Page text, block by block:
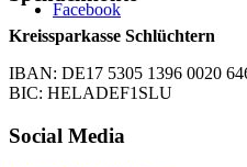
Facebook
Kreissparkasse Schlüchtern
IBAN: DE17 5305 1396 0020
BIC: HELADEF1SLU
Social Media